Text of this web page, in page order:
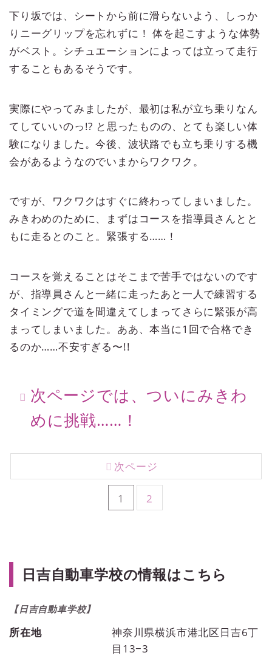
下り坂では、シートから前に滑らないよう、しっか
りニーグリップを忘れずに！ 体を起こすような体勢
がベスト。シチュエーションによっては立って走行
することもあるそうです。
実際にやってみましたが、最初は私が立ち乗りなん
てしていいのっ!? と思ったものの、とても楽しい体
験になりました。今後、波状路でも立ち乗りする機
会があるようなのでいまからワクワク。
ですが、ワクワクはすぐに終わってしまいました。
みきわめのために、まずはコースを指導員さんとと
もに走るとのこと。緊張する……！
コースを覚えることはそこまで苦手ではないのです
が、指導員さんと一緒に走ったあと一人で練習する
タイミングで道を間違えてしまってさらに緊張が高
まってしまいました。ああ、本当に1回で合格でき
るのか……不安すぎる〜!!
次ページでは、ついにみきわ
めに挑戦……！
1 2
次ページ
日吉自動車学校の情報はこちら
所在地
神奈川県横浜市港北区日吉6丁
目13−3
【日吉自動車学校】